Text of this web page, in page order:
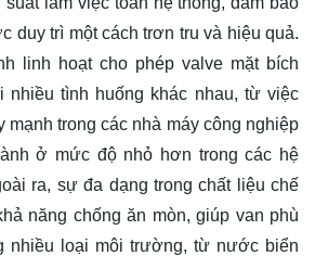
duy trì một cách trơn tru và hiệu quả.
linh hoạt cho phép valve mặt bích
nhiều tình huống khác nhau, từ việc
mạnh trong các nhà máy công nghiệp
ở mức độ nhỏ hơn trong các hệ
ra, sự đa dạng trong chất liệu chế
năng chống ăn mòn, giúp van phù
nhiều loại môi trường, từ nước biển